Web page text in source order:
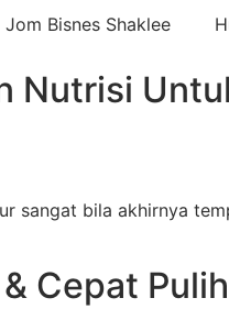
Jom Bisnes Shaklee
Nutrisi
sangat bila akhirnya
Cepat